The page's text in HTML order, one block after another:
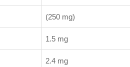
(250 mg)
1.5 mg
2.4 mg